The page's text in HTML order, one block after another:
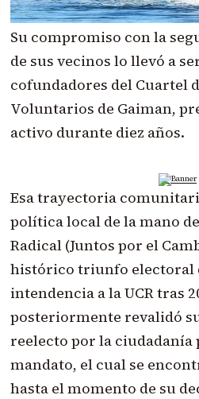
Su compromiso con la
de sus vecinos lo llevó a
cofundadores del Cuartel
Voluntarios de Gaiman,
activo durante diez años.
Esa trayectoria
política local de la mano
Radical (Juntos por el
histórico triunfo electoral
intendencia a la UCR tras
posteriormente revalidó
reelecto por la ciudadanía
mandato, el cual se
hasta el momento de su